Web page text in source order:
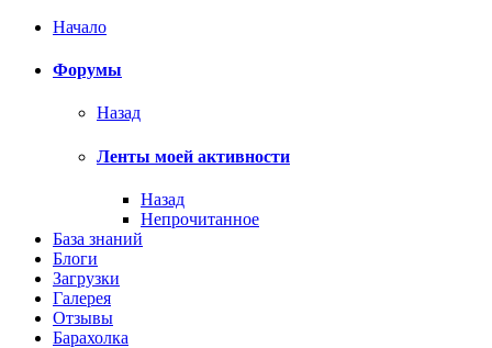
Начало
Форумы
Назад
Ленты моей активности
Назад
Непрочитанное
База знаний
Блоги
Загрузки
Галерея
Отзывы
Барахолка